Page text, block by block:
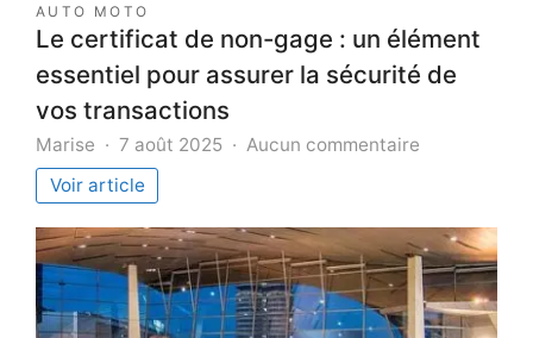
AUTO MOTO
Le certificat de non-gage : un élément
essentiel pour assurer la sécurité de
vos transactions
Marise 7 août 2025 Aucun commentaire
de
non-
gage
:
un
Voir article